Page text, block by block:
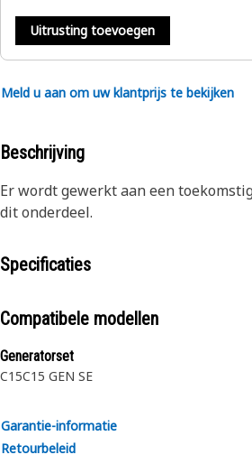
Uitrusting toevoegen
Meld u aan om uw klantprijs te bekijken
Beschrijving
Er wordt gewerkt aan een
dit onderdeel.
Specificaties
Compatibele modellen
Generatorset
C15C15 GEN SE
Garantie-informatie
Retourbeleid